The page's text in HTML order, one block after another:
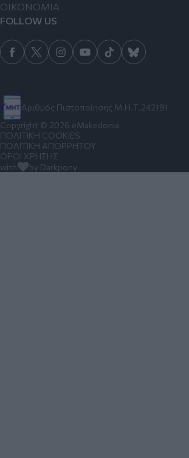
Αριθμός Πιστοποίησης Μ.Η.Τ.242191
ΟΙΚΟΝΟΜΙΑ
FOLLOW US
Copyright © 2026 eMakedonia
ΠΟΛΙΤΙΚΗ COOKIES
ΠΟΛΙΤΙΚΗ ΑΠΟΡΡΗΤΟΥ
ΟΡΟΙ ΧΡΗΣΗΣ
with
by Darkpony